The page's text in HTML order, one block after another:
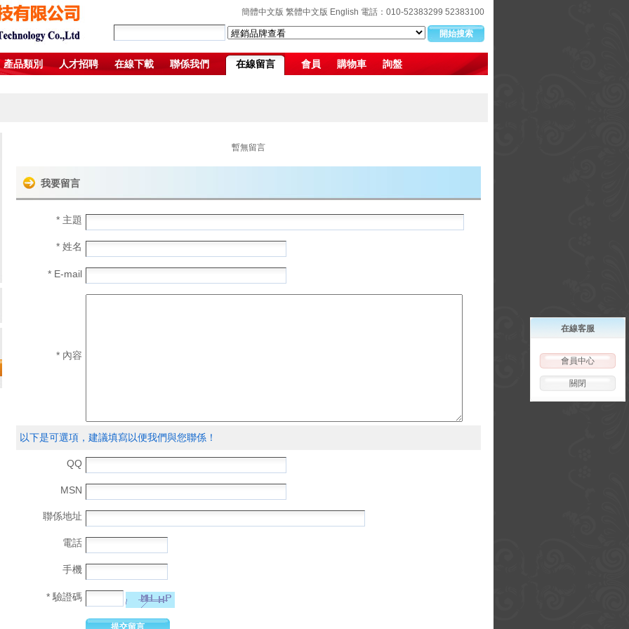
簡體中文版 繁體中文版 English 電話：010-52383299 52383100
產品類別 人才招聘 在線下載 聯係我們 在線留言 會員 購物車 詢盤
暫無留言
我要留言
* 主題
* 姓名
* E-mail
* 內容
以下是可選項，建議填寫以便我們與您聯係！
QQ
MSN
聯係地址
電話
手機
* 驗證碼
在線客服
會員中心
關閉